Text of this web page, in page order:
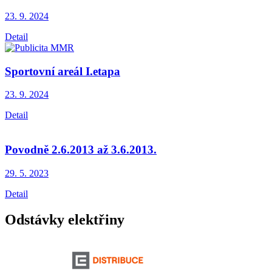
23. 9. 2024
Detail
Sportovní areál I.etapa
23. 9. 2024
Detail
Povodně 2.6.2013 až 3.6.2013.
29. 5. 2023
Detail
Odstávky elektřiny